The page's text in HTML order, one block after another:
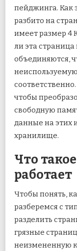
пейджинга. Как
разбито на
имеет размер 4
ли эта страница
объединяются,
чтобы
свободную
данные на этих
хранилище.
Что
работает
Чтобы понять,
разберемся с
разделить
грязные
неизмененную